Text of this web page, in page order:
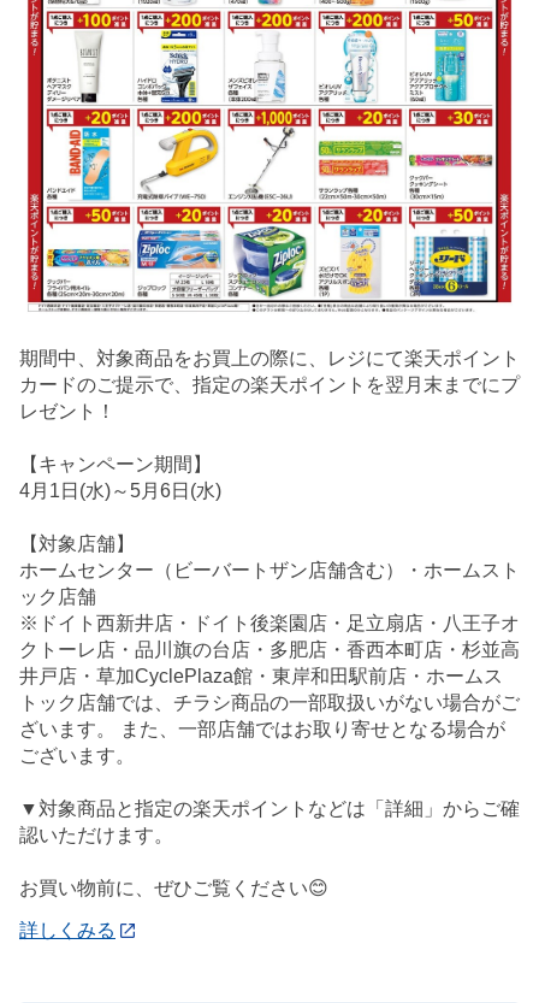
期間中、対象商品をお買上の際に、レジにて楽天ポイント
カードのご提示で、指定の楽天ポイントを翌月末までにプ
レゼント！
【キャンペーン期間】
4月1日(水)～5月6日(水)
【対象店舗】
ホームセンター（ビーバートザン店舗含む）・ホームスト
ック店舗
※ドイト西新井店・ドイト後楽園店・足立扇店・八王子オ
クトーレ店・品川旗の台店・多肥店・香西本町店・杉並高
井戸店・草加CyclePlaza館・東岸和田駅前店・ホームス
トック店舗では、チラシ商品の一部取扱いがない場合がご
ざいます。 また、一部店舗ではお取り寄せとなる場合が
ございます。
▼対象商品と指定の楽天ポイントなどは「詳細」からご確
認いただけます。
お買い物前に、ぜひご覧ください😊
詳しくみる